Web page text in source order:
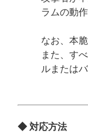
ラムの動
なお、本
また、す
ルまたは
◆ 対応方法